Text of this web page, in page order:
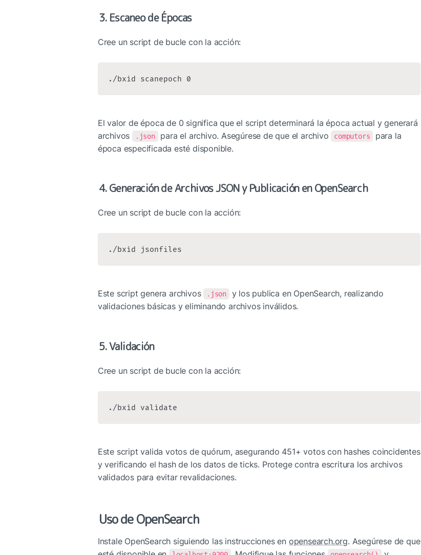
3. Escaneo de Épocas
Cree un script de bucle con la acción:
./bxid scanepoch 0
El valor de época de 0 significa que el script determinará la época actual y generará
archivos
.json para el archivo. Asegúrese de que el archivo computors
para la
época especificada esté disponible.
4. Generación de Archivos JSON y Publicación en OpenSearch
Cree un script de bucle con la acción:
./bxid jsonfiles
Este script genera archivos .json
y los publica en OpenSearch, realizando
validaciones básicas y eliminando archivos inválidos.
5. Validación
Cree un script de bucle con la acción:
./bxid validate
Este script valida votos de quórum, asegurando 451+ votos con hashes coincidentes
y verificando el hash de los datos de ticks. Protege contra escritura los archivos
validados para evitar revalidaciones.
Uso de OpenSearch
Instale OpenSearch siguiendo las instrucciones en opensearch.org. Asegúrese de que